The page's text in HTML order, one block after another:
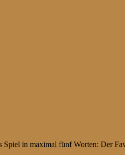
in maximal fünf Worten: Der